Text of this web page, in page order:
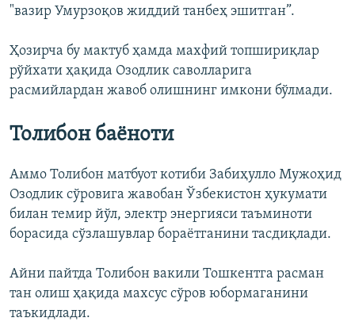
"вазир Умурзоқов жиддий танбеҳ эшитган”.
Ҳозирча бу мактуб ҳамда махфий топшириқлар
рўйхати ҳақида Озодлик саволларига
расмийлардан жавоб олишнинг имкони бўлмади.
Толибон баёноти
Аммо Толибон матбуот котиби Забиҳулло Мужоҳид
Озодлик сўровига жавобан Ўзбекистон ҳукумати
билан темир йўл, электр энергияси таъминоти
борасида сўзлашувлар бораётганини тасдиқлади.
Айни пайтда Толибон вакили Тошкентга расман
тан олиш ҳақида махсус сўров юбормаганини
таъкидлади.